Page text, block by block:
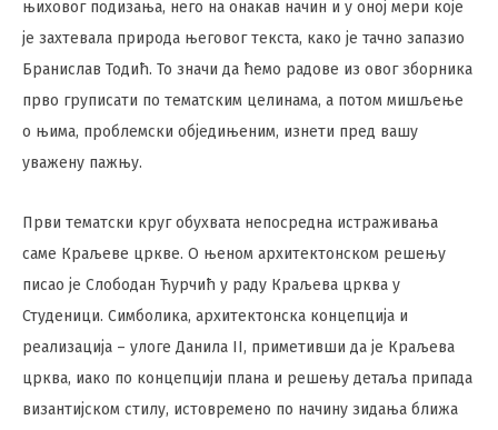
њиховог подизања, него на онакав начин и у оној мери које
је захтевала природа његовог текста, како је тачно запазио
Бранислав Тодић. То значи да ћемо радове из овог зборника
прво груписати по тематским целинама, а потом мишљење
о њима, проблемски обједињеним, изнети пред вашу
уважену пажњу.
Први тематски круг обухвата непосредна истраживања
саме Краљеве цркве. О њеном архитектонском решењу
писао је Слободан Ћурчић у раду Краљева црква у
Студеници. Симболика, архитектонска концепција и
реализација – улоге Данила II, приметивши да је Краљева
црква, иако по концепцији плана и решењу детаља припада
византијском стилу, истовремено по начину зидања ближа